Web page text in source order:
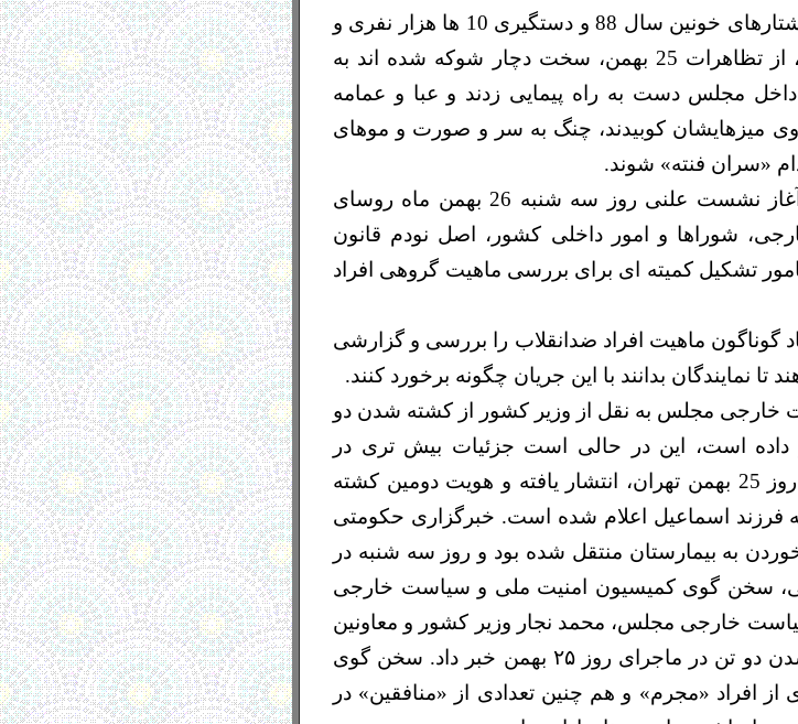
سران حکومت اسلامی ایران که پس از کشتارهای خونین سال 88 و دستگیری 10 ها هزار نفری و
اعدام های گروهی و تهدید روزمره مردم، از تظاهرات 25 بهمن، سخت دچار شوکه شده اند به
مجلس دست به راه پیمایی زدند و عبا و عمامه
میزهایشان کوبیدند، چنگ به سر و صورت و موهای
«سران فنته» شوند.
علی لاریجانی، رییس مجلس ارتجاع، در آغاز نشست علنی روز سه ‌شنبه 26 بهمن ماه روسای
شوراها و امور داخلی کشور،‌ اصل نودم قانون
تشکیل کمیته‌ ‌ای برای بررسی ماهیت گروهی افراد
گوناگون ماهیت افراد ضدانقلاب را بررسی و گزارشی
نمایندگان بدانند با این جریان چگونه برخورد کنند.
مجلس به نقل از وزیر کشور از کشته شدن دو
های ۲۵ بهمن خبر داده است، این در حالی است جزئیات بیش تری در
خصوص صانع ژاله، یکی از جان باختگان روز 25 بهمن تهران، انتشار یافته و هویت دومین کشته
روز گذشته محمد مختاری ۲۲ ساله فرزند اسماعيل اعلام شده است. خبرگزاری حکومتی
به بیمارستان منتقل شده بود و روز سه شنبه در
سخن گوی کميسيون امنيت ملی و سياست خارجی
خارجی مجلس، محمد نجار وزير کشور و معاونين
وی حضور يافتند و وزير کشور از کشته شدن دو تن در ماجرای روز ۲۵ بهمن خبر داد. سخن گوی
افراد «مجرم» و هم چنین تعدادی از «منافقین» در